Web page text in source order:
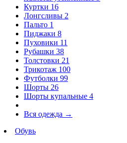
Куртки 16
Лонгсливы 2
Пальто 1
Пиджаки 8
Пуховики 11
Рубашки 38
Толстовки 21
Трикотаж 100
Футболки 99
Шорты 26
Шорты купальные 4
Вся одежда →
Обувь